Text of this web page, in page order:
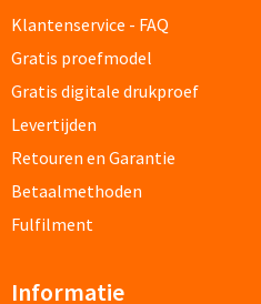
Custom made paraplu's
Custom made poncho's
Kleding, Caps & Mutsen
Shirts & Hoodies
Klantenservice - FAQ
Gratis proefmodel
Gratis digitale drukproef
Levertijden
Retouren en Garantie
Betaalmethoden
Fulfilment
Informatie